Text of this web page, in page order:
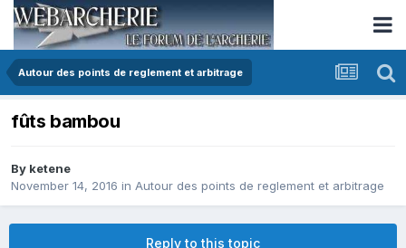
Autour des points de reglement et arbitrage
fûts bambou
By ketene
November 14, 2016 in Autour des points de reglement et arbitrage
Reply to this topic